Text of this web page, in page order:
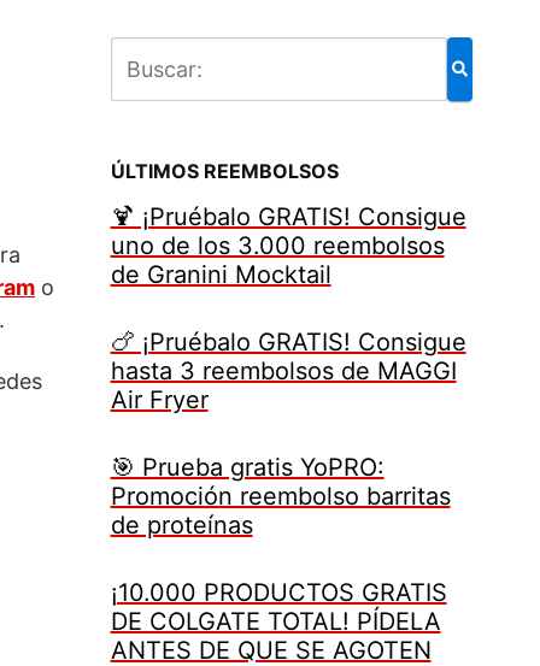
o
ÚLTIMOS REEMBOLSOS
🍹 ¡Pruébalo GRATIS! Consigue
uno de los 3.000 reembolsos
de Granini Mocktail
🍗 ¡Pruébalo GRATIS! Consigue
hasta 3 reembolsos de MAGGI
Air Fryer
🎯 Prueba gratis YoPRO:
Promoción reembolso barritas
de proteínas
¡10.000 PRODUCTOS GRATIS
DE COLGATE TOTAL! PÍDELA
ANTES DE QUE SE AGOTEN